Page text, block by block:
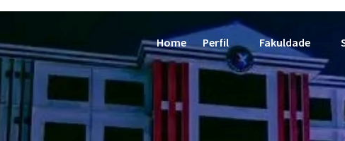
Home Perfil Fakuldade